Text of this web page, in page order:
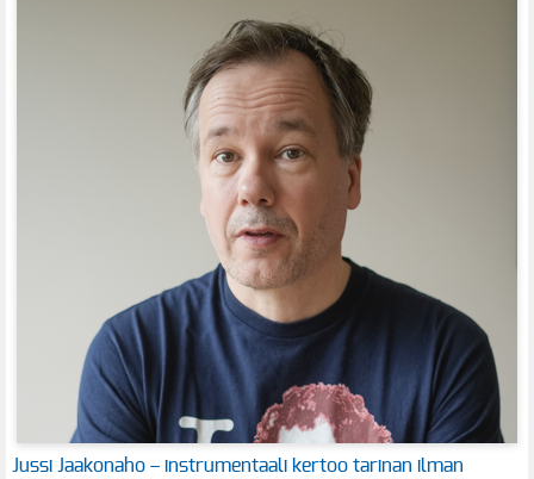
Jussi Jaakonaho – instrumentaali kertoo tarinan ilman